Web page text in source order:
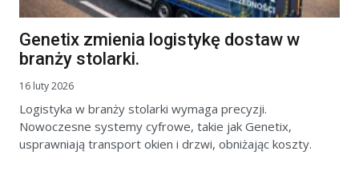
Genetix zmienia logistykę dostaw w
branży stolarki.
16 luty 2026
Logistyka w branży stolarki wymaga precyzji.
Nowoczesne systemy cyfrowe, takie jak Genetix,
usprawniają transport okien i drzwi, obniżając koszty.